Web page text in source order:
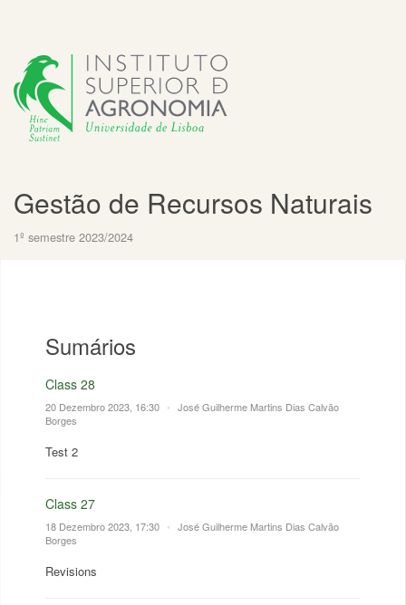
Gestão de Recursos Naturais
1º semestre 2023/2024
Sumários
Class 28
20 Dezembro 2023, 16:30 • José Guilherme Martins Dias Calvão
Borges
Test 2
Class 27
18 Dezembro 2023, 17:30 • José Guilherme Martins Dias Calvão
Borges
Revisions